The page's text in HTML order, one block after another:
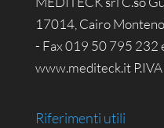
17014, Cairo
- Fax 019 50 795 232
www.mediteck.it
Riferimenti utili